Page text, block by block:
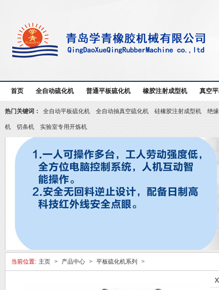
首页 全自动硫化机 普通平板硫化机 橡胶注射成型机 真空
热门关键词： 全自动平板硫化机 全自动抽真空硫化机 硅橡胶注射成型机 绝
机 切条机 实验室专用开炼机
当前位置: 主页 > 产品中心 > 平板硫化机系列 >